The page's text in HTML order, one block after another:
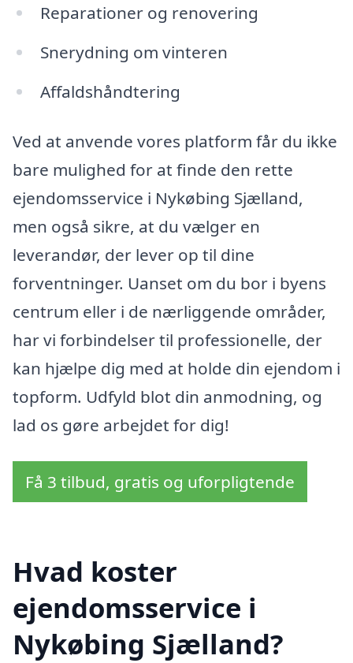
Reparationer og renovering
Snerydning om vinteren
Affaldshåndtering
Ved at anvende vores platform får du ikke
bare mulighed for at finde den rette
ejendomsservice i Nykøbing Sjælland,
men også sikre, at du vælger en
leverandør, der lever op til dine
forventninger. Uanset om du bor i byens
centrum eller i de nærliggende områder,
har vi forbindelser til professionelle, der
kan hjælpe dig med at holde din ejendom i
topform. Udfyld blot din anmodning, og
lad os gøre arbejdet for dig!
Få 3 tilbud, gratis og uforpligtende
Hvad koster
ejendomsservice i
Nykøbing Sjælland?